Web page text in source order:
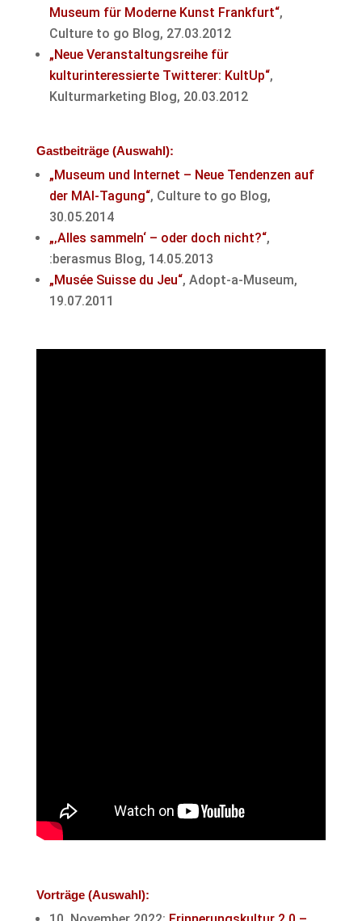
Museum für Moderne Kunst Frankfurt“,
Culture to go Blog, 27.03.2012
„Neue Veranstaltungsreihe für
kulturinteressierte Twitterer: KultUp“,
Kulturmarketing Blog, 20.03.2012
Gastbeiträge (Auswahl):
„Museum und Internet – Neue Tendenzen auf
der MAI-Tagung“, Culture to go Blog,
30.05.2014
„‚Alles sammeln‘ – oder doch nicht?“,
:berasmus Blog, 14.05.2013
„Musée Suisse du Jeu“, Adopt-a-Museum,
19.07.2011
Vorträge (Auswahl):